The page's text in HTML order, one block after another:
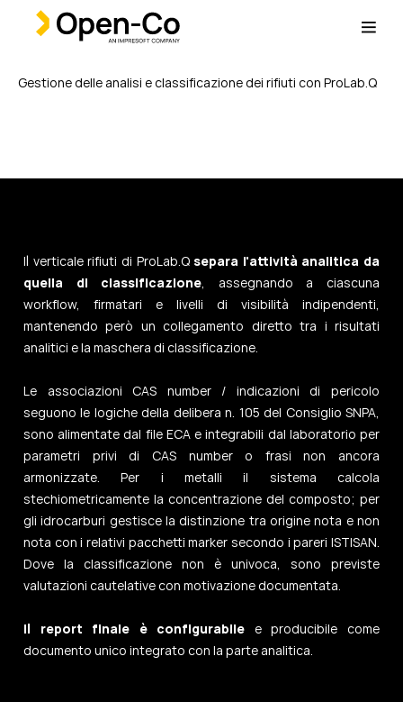
Gestione delle analisi e classificazione dei rifiuti con ProLab.Q
Il verticale rifiuti di ProLab.Qsepara l'attività analitica da
quella di classificazione, assegnando a ciascuna
workflow, firmatari e livelli di visibilità indipendenti,
mantenendo però un collegamento diretto tra i risultati
analitici e la maschera di classificazione.
Le associazioni CAS number / indicazioni di pericolo
seguono le logiche della delibera n. 105 del Consiglio SNPA,
sono alimentate dal file ECA e integrabili dal laboratorio per
parametri privi di CAS number o frasi non ancora
armonizzate. Per i metalli il sistema calcola
stechiometricamente la concentrazione del composto; per
gli idrocarburi gestisce la distinzione tra origine nota e non
nota con i relativi pacchetti marker secondo i pareri ISTISAN.
Dove la classificazione non è univoca, sono previste
valutazioni cautelative con motivazione documentata.
Il report finale è configurabile e producibile come
documento unico integrato con la parte analitica.